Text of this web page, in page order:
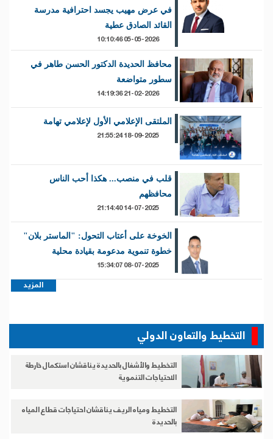
في عرض مهيب يجسد احترافية مدرسة
القائد الصادق عطية
05-05-2026 10:10:46
محافظ الحديدة الدكتور الحسن طاهر في
سطور متواضعة
21-02-2026 14:19:36
الملتقى الإعلامي الأول لإعلامي تهامة
قلب في منصب... هكذا أحب الناس
محافظهم
الخوخة على أعتاب التحول: "الماستر بلان"
خطوة تنموية مدعومة بقيادة محلية
المزيد
التخطيط والتعاون الدولي
التخطيط والأشغال بالحديدة يناقشان استكمال خارطة
الاحتياجات التنموية
التخطيط ومياه الريف يناقشان احتياجات قطاع المياه
بالحديدة